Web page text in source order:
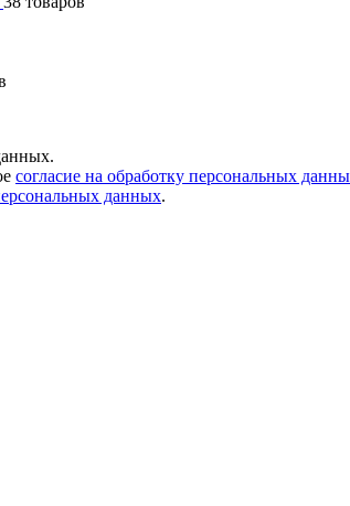
согласие на обработку персональных
данных.